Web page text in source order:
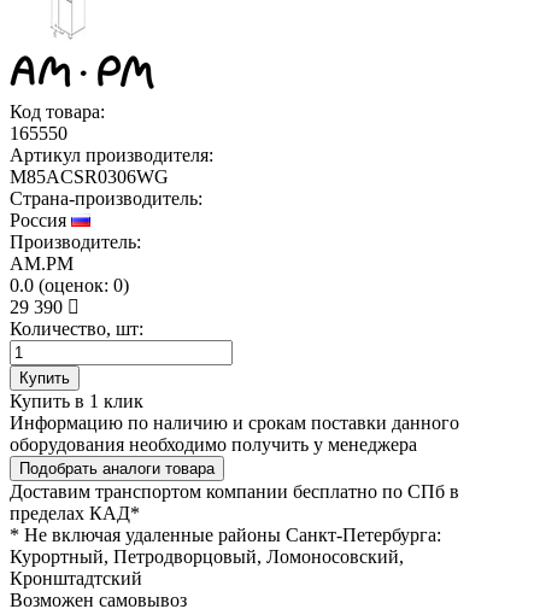
Код товара:
165550
Артикул производителя:
M85ACSR0306WG
Страна-производитель:
Россия
Производитель:
AM.PM
0.0 (оценок: 0)
29 390
Количество, шт:
Купить
Купить в 1 клик
Информацию по наличию и срокам поставки данного
оборудования необходимо получить у менеджера
Подобрать аналоги товара
Доставим транспортом компании бесплатно по СПб в
пределах КАД*
* Не включая удаленные районы Санкт-Петербурга:
Курортный, Петродворцовый, Ломоносовский,
Кронштадтский
Возможен самовывоз